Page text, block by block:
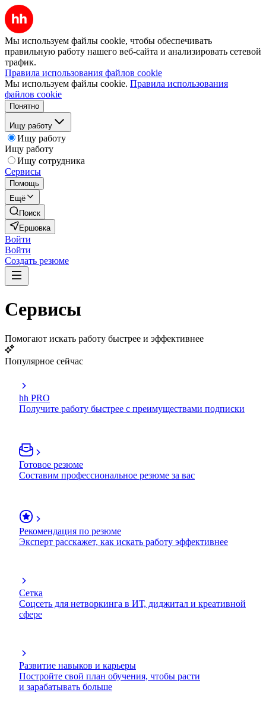
Мы используем файлы cookie, чтобы обеспечивать
правильную работу нашего веб-сайта и анализировать сетевой
трафик.
Правила использования файлов cookie
Мы используем файлы cookie. Правила использования
файлов cookie
Понятно
Ищу работу
Ищу работу
Ищу работу
Ищу сотрудника
Сервисы
Помощь
Ещё
Поиск
Ершовка
Войти
Войти
Создать резюме
Сервисы
Помогают искать работу быстрее и эффективнее
Популярное сейчас
hh PRO
Получите работу быстрее с преимуществами подписки
Готовое резюме
Составим профессиональное резюме за вас
Рекомендация по резюме
Эксперт расскажет, как искать работу эффективнее
Сетка
Соцсеть для нетворкинга в ИТ, диджитал и креативной
сфере
Развитие навыков и карьеры
Постройте свой план обучения, чтобы расти
и зарабатывать больше